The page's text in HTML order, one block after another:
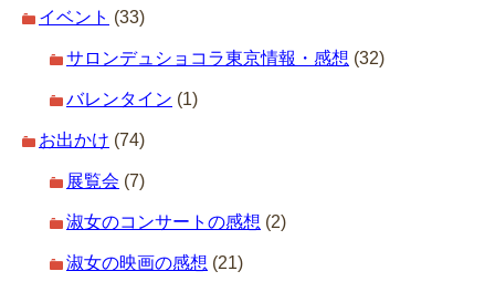
イベント (33)
サロンデュショコラ東京情報・感想 (32)
バレンタイン (1)
お出かけ (74)
展覧会 (7)
淑女のコンサートの感想 (2)
淑女の映画の感想 (21)